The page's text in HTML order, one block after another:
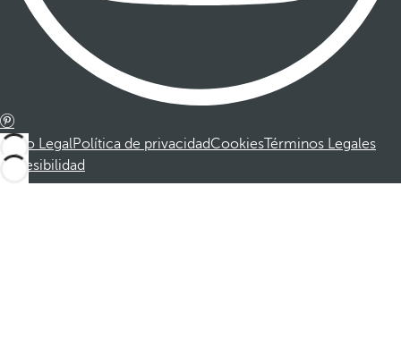
Aviso LegalPolítica de privacidadCookiesTérminos Legales
Accesibilidad